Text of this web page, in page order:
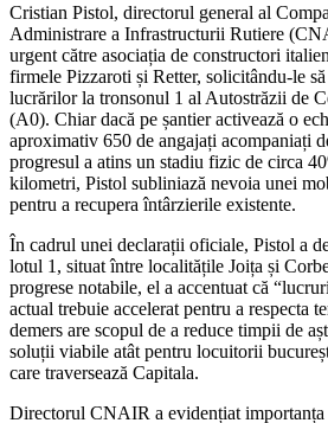
Cristian Pistol, directorul general al
Administrare a Infrastructurii Rutiere
urgent către asociația de constructori
firmele Pizzaroti și Retter, solicitându-le
lucrărilor la tronsonul 1 al Autostrăzii de
(A0). Chiar dacă pe șantier activează o
aproximativ 650 de angajați acompaniați
progresul a atins un stadiu fizic de circa
kilometri, Pistol subliniază nevoia unei
pentru a recupera întârzierile existente.
În cadrul unei declarații oficiale, Pistol a
lotul 1, situat între localitățile Joița și
progrese notabile, el a accentuat că
actual trebuie accelerat pentru a respecta
demers are scopul de a reduce timpii de
soluții viabile atât pentru locuitorii
care traversează Capitala.
Directorul CNAIR a evidențiat importanța